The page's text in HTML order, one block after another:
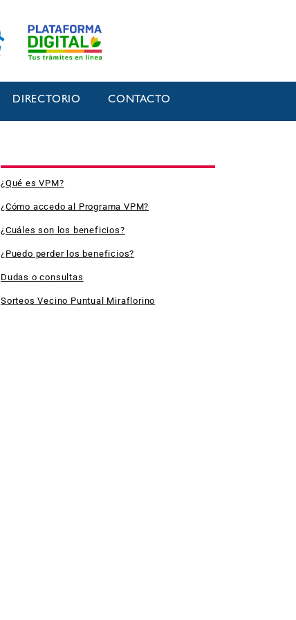
DIRECTORIO CONTACTO
¿Qué es VPM?
¿Cómo accedo al Programa VPM?
¿Cuáles son los beneficios?
¿Puedo perder los beneficios?
Dudas o consultas
Sorteos Vecino Puntual Miraflorino